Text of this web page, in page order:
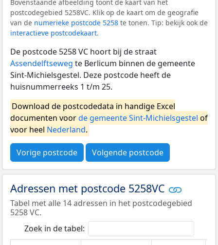
Bovenstaande afbeelding toont de kaart van het
postcodegebied 5258VC. Klik op de kaart om de geografie
van de numerieke postcode 5258 te tonen. Tip: bekijk ook de
interactieve postcodekaart.
De postcode 5258 VC hoort bij de straat
Assendelftseweg te Berlicum binnen de gemeente
Sint-Michielsgestel. Deze postcode heeft de
huisnummerreeks 1 t/m 25.
Download de postcodedata in handige Excel
documenten voorde gemeente Sint-Michielsgestel of
voor heel Nederland.
Vorige postcode Volgende postcode
Adressen met postcode 5258VC
Tabel met alle 14 adressen in het postcodegebied
5258 VC.
Zoek in de tabel: